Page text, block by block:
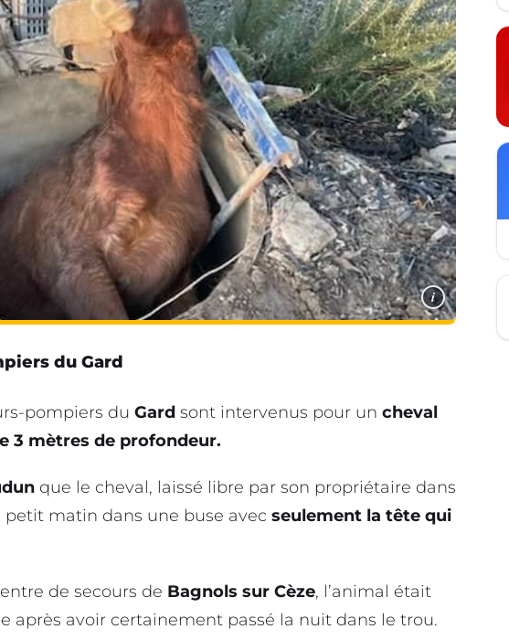
i
du Gard
pompiers du Gard sont intervenus pour un cheval
3 mètres de profondeur.
que le cheval, laissé libre par son propriétaire dans
matin dans une buse avec seulement la tête qui
de secours de Bagnols sur Cèze, l’animal était
après avoir certainement passé la nuit dans le trou.